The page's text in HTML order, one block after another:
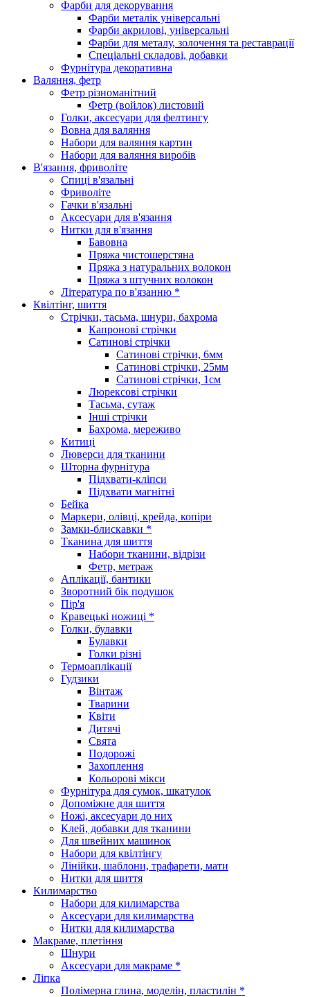
Фарби для декорування
Фарби металік універсальні
Фарби акрилові, універсальні
Фарби для металу, золочення та реставрації
Спеціальні складові, добавки
Фурнітура декоративна
Валяння, фетр
Фетр різноманітний
Фетр (войлок) листовий
Голки, аксесуари для фелтингу
Вовна для валяння
Набори для валяння картин
Набори для валяння виробів
В'язання, фриволіте
Спиці в'язальні
Фриволіте
Гачки в'язальні
Аксесуари для в'язання
Нитки для в'язання
Бавовна
Пряжа чистошерстяна
Пряжа з натуральних волокон
Пряжа з штучних волокон
Література по в'язанню *
Квілтінг, шиття
Стрічки, тасьма, шнури, бахрома
Капронові стрічки
Сатинові стрічки
Сатинові стрічки, 6мм
Сатинові стрічки, 25мм
Сатинові стрічки, 1см
Люрексові стрічки
Тасьма, сутаж
Інші стрічки
Бахрома, мереживо
Китиці
Люверси для тканини
Шторна фурнітура
Підхвати-кліпси
Підхвати магнітні
Бейка
Маркери, олівці, крейда, копіри
Замки-блискавки *
Тканина для шиття
Набори тканини, відрізи
Фетр, метраж
Аплікації, бантики
Зворотний бік подушок
Пір'я
Кравецькі ножиці *
Голки, булавки
Булавки
Голки різні
Термоаплікації
Гудзики
Вінтаж
Тварини
Квіти
Дитячі
Свята
Подорожі
Захоплення
Кольорові мікси
Фурнітура для сумок, шкатулок
Допоміжне для шиття
Ножі, аксесуари до них
Клей, добавки для тканини
Для швейних машинок
Набори для квілтінгу
Лінійки, шаблони, трафарети, мати
Нитки для шиття
Килимарство
Набори для килимарства
Аксесуари для килимарства
Нитки для килимарства
Макраме, плетіння
Шнури
Аксесуари для макраме *
Ліпка
Полімерна глина, моделін, пластилін *